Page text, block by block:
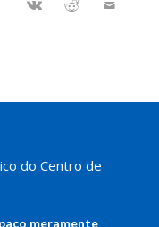
do Centro de
meramente